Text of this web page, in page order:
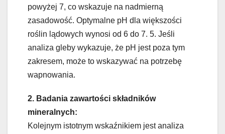
powyżej 7, co wskazuje na nadmierną
zasadowość. Optymalne pH dla większości
roślin lądowych wynosi od 6 do 7. 5. Jeśli
analiza gleby wykazuje, że pH jest poza tym
zakresem, może to wskazywać na potrzebę
wapnowania.
2. Badania zawartości składników
mineralnych:
Kolejnym istotnym wskaźnikiem jest analiza